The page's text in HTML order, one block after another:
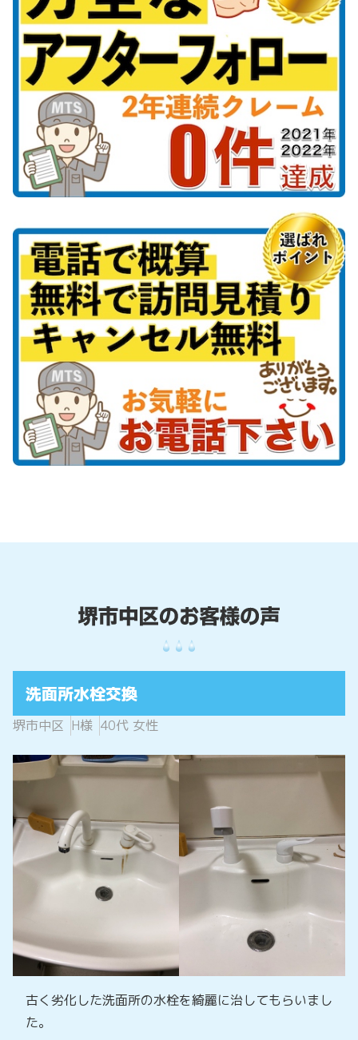
洗面所水栓交換
堺市中区 H様 40代 女性
古く劣化した洗面所の水栓を綺麗に治してもらいまし
た。